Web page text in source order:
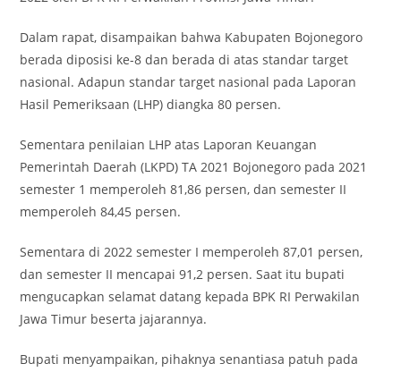
Dalam rapat, disampaikan bahwa Kabupaten Bojonegoro
berada diposisi ke-8 dan berada di atas standar target
nasional. Adapun standar target nasional pada Laporan
Hasil Pemeriksaan (LHP) diangka 80 persen.
Sementara penilaian LHP atas Laporan Keuangan
Pemerintah Daerah (LKPD) TA 2021 Bojonegoro pada 2021
semester 1 memperoleh 81,86 persen, dan semester II
memperoleh 84,45 persen.
Sementara di 2022 semester I memperoleh 87,01 persen,
dan semester II mencapai 91,2 persen. Saat itu bupati
mengucapkan selamat datang kepada BPK RI Perwakilan
Jawa Timur beserta jajarannya.
Bupati menyampaikan, pihaknya senantiasa patuh pada